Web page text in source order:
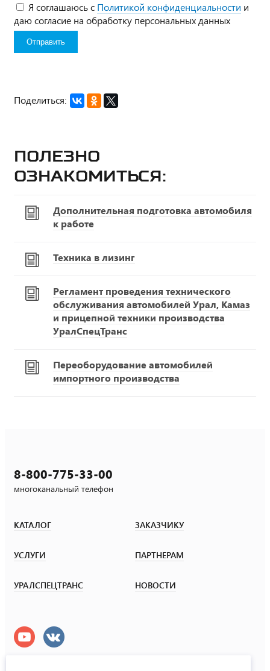
Я соглашаюсь с Политикой конфиденциальности и
даю согласие на обработку персональных данных
Поделиться:
Полезно
ознакомиться:
Дополнительная подготовка автомобиля
к работе
Техника в лизинг
Регламент проведения технического
обслуживания автомобилей Урал, Камаз
и прицепной техники производства
УралСпецТранс
Переоборудование автомобилей
импортного производства
8-800-775-33-00
многоканальный телефон
КАТАЛОГ ЗАКАЗЧИКУ
УСЛУГИ ПАРТНЕРАМ
УРАЛСПЕЦТРАНС НОВОСТИ